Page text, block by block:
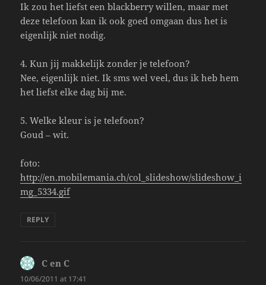
Ik zou het liefst een blackberry willen, maar met
deze telefoon kan ik ook goed omgaan dus het is
eigenlijk niet nodig.
4. Kun jij makkelijk zonder je telefoon?
Nee, eigenlijk niet. Ik sms wel veel, dus ik heb hem
het liefst elke dag bij me.
5. Welke kleur is je telefoon?
Goud – wit.
foto:
http://en.mobilemania.ch/col_slideshow/slideshow_i
mg_5334.gif
REPLY
C en C
10/06/2011 at 17:41